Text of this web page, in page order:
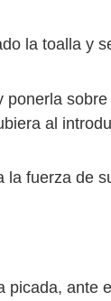
toalla y se
sobre
al
fuerza de
ante el